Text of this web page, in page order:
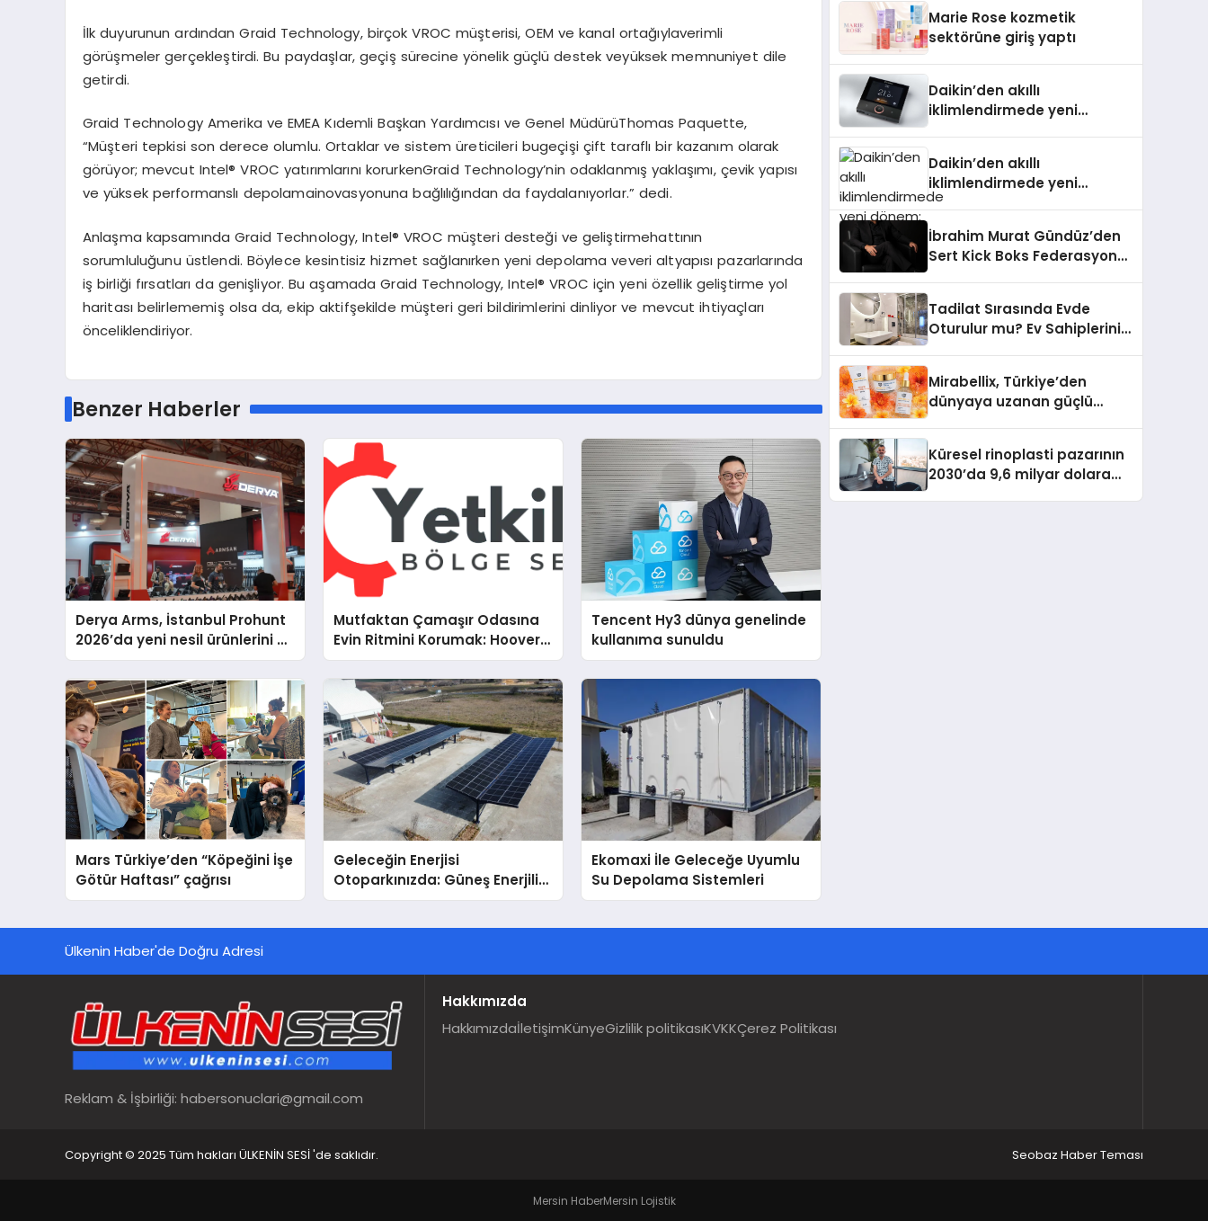
İlkduyurunun ardından Graid Technology, birçok VROC müşterisi, OEM ve kanal ortağıylaverimli
görüşmeler gerçekleştirdi. Bu paydaşlar, geçiş sürecine yönelik güçlü destek veyüksek memnuniyet dile
getirdi.
Graid Technology Amerika ve EMEAKıdemli Başkan Yardımcısı ve Genel MüdürüThomas Paquette,
“Müşteri tepkisi sonderece olumlu. Ortaklar ve sistem üreticileri bugeçişi çift taraflı bir kazanım olarak
görüyor; mevcut Intel® VROC yatırımlarını korurkenGraid Technology’nin odaklanmış yaklaşımı, çevik yapısı
ve yüksek performanslı depolamainovasyonuna bağlılığından da faydalanıyorlar.” dedi.
Anlaşma kapsamında Graid Technology, Intel®VROC müşteri desteği ve geliştirmehattının
sorumluluğunu üstlendi. Böylece kesintisiz hizmet sağlanırken yenidepolama veveri altyapısı pazarlarında
iş birliği fırsatları da genişliyor. Buaşamada Graid Technology, Intel®VROC için yeni özellik geliştirme yol
haritası belirlememiş olsa da,ekip aktifşekilde müşteri geri bildirimlerini dinliyor ve mevcut ihtiyaçları
önceliklendiriyor.
Benzer Haberler
Derya Arms, İstanbul Prohunt
2026’da yeni nesil ürünlerini ve
global marka vizyonunu
sergiledi
Mutfaktan Çamaşır Odasına
Evin Ritmini Korumak: Hoover
Cihazlarında Dürüst Teknik
Destek Deneyimi
Tencent Hy3 dünya genelinde
kullanıma sunuldu
Mars Türkiye’den “Köpeğini İşe
Götür Haftası” çağrısı
Geleceğin Enerjisi
Otoparkınızda: Güneş Enerjili
Carport (Solar Otopark)
Ekomaxi İle Geleceğe Uyumlu
Su Depolama Sistemleri
Aldı
Marie Rose kozmetik
sektörüne giriş yaptı
Daikin’den akıllı
iklimlendirmede yeni
Daikin’den akıllı
iklimlendirmede yeni
dönem: Madoka Plus
İbrahim Murat Gündüz’den
Sert Kick Boks Federasyonu
Tadilat Sırasında Evde
Oturulur mu? Ev Sahiplerinin
Mirabellix, Türkiye’den
dünyaya uzanan güçlü
Küresel rinoplasti pazarının
2030’da 9,6 milyar dolara
Ülkenin Haber'de Doğru Adresi
Reklam & İşbirliği: habersonuclari@gmail.com
Hakkımızda
HakkımızdaİletişimKünyeGizlilik politikasıKVKKÇerez Politikası
Copyright © 2025 Tüm hakları ÜLKENİN SESİ 'de saklıdır. Seobaz Haber Teması
Mersin HaberMersin Lojistik